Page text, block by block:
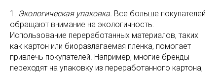
1. Экологическая упаковка. Все больше покупателей
обращают внимание на экологичность.
Использование переработанных материалов, таких
как картон или биоразлагаемая пленка, помогает
привлечь покупателей. Например, многие бренды
переходят на упаковку из переработанного картона,